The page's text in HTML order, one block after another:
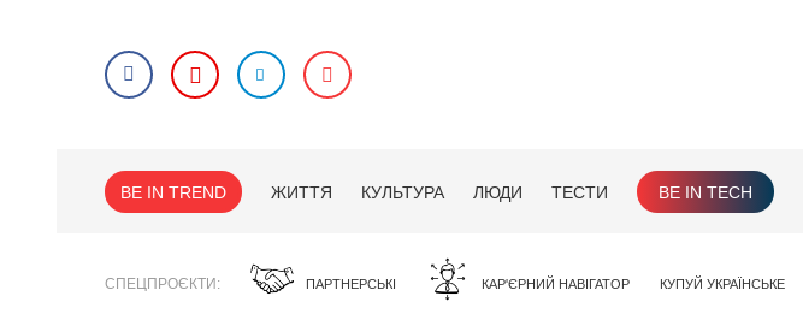
BE IN TREND ЖИТТЯ КУЛЬТУРА ЛЮДИ ТЕСТИ BE IN TECH
СПЕЦПРОЄКТИ ПАРТНЕРСЬКІ КАР'ЄРНИЙ НАВІГАТОР КУПУЙ УКРАЇНСЬКЕ